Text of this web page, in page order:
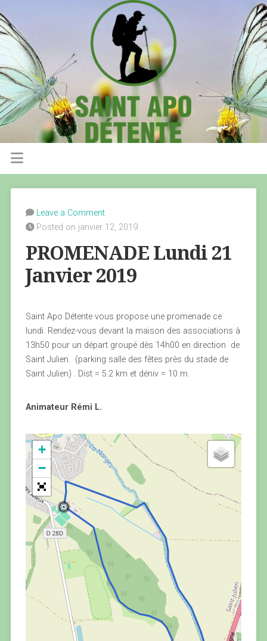
Leave a Comment
Posted on janvier 12, 2019
PROMENADE Lundi 21
Janvier 2019
Saint Apo Détente vous propose une promenade ce
lundi. Rendez-vous devant la maison des associations à
13h50 pour un départ groupé dès 14h00 en direction de
Saint Julien. (parking salle des fêtes près du stade de
Saint Julien) . Dist = 5.2 km et déniv = 10 m.
Animateur Rémi L.
+
−